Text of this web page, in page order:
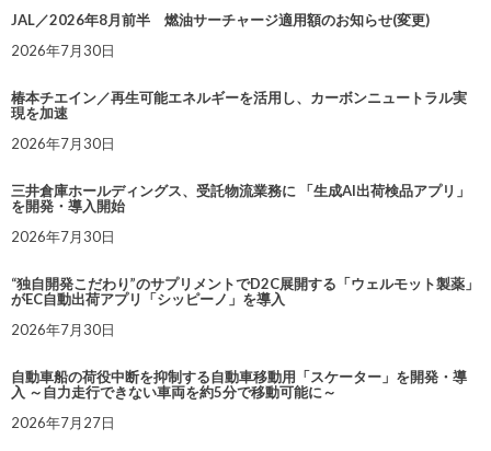
JAL／2026年8月前半 燃油サーチャージ適用額のお知らせ(変更)
2026年7月30日
椿本チエイン／再生可能エネルギーを活用し、カーボンニュートラル実
現を加速
2026年7月30日
三井倉庫ホールディングス、受託物流業務に 「生成AI出荷検品アプリ」
を開発・導入開始
2026年7月30日
“独自開発こだわり”のサプリメントでD2C展開する「ウェルモット製薬」
がEC自動出荷アプリ「シッピーノ」を導入
2026年7月30日
自動車船の荷役中断を抑制する自動車移動用「スケーター」を開発・導
入 ～自力走行できない車両を約5分で移動可能に～
2026年7月27日